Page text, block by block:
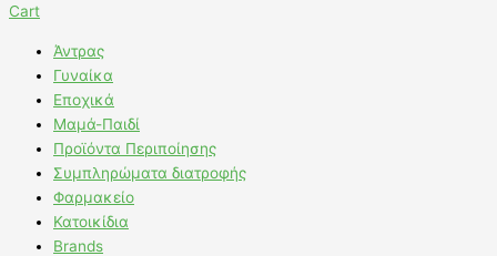
Cart
Άντρας
Γυναίκα
Εποχικά
Μαμά-Παιδί
Προϊόντα Περιποίησης
Συμπληρώματα διατροφής
Φαρμακείο
Κατοικίδια
Brands